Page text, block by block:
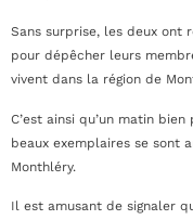
Sans surprise, les deux ont
pour dépêcher leurs
vivent dans la région de
C’est ainsi qu’un matin
beaux exemplaires se sont
Monthléry.
Il est amusant de signaler